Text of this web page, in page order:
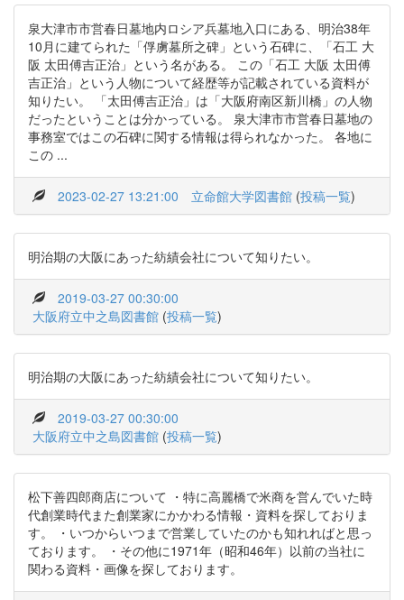
泉大津市市営春日墓地内ロシア兵墓地入口にある、明治38年
10月に建てられた「俘虜墓所之碑」という石碑に、「石工 大
阪 太田傅吉正治」という名がある。 この「石工 大阪 太田傅
吉正治」という人物について経歴等が記載されている資料が
知りたい。 「太田傅吉正治」は「大阪府南区新川橋」の人物
だったということは分かっている。 泉大津市市営春日墓地の
事務室ではこの石碑に関する情報は得られなかった。 各地に
この ...
2023-02-27 13:21:00 立命館大学図書館 (投稿一覧)
明治期の大阪にあった紡績会社について知りたい。
2019-03-27 00:30:00
大阪府立中之島図書館 (投稿一覧)
明治期の大阪にあった紡績会社について知りたい。
2019-03-27 00:30:00
大阪府立中之島図書館 (投稿一覧)
松下善四郎商店について ・特に高麗橋で米商を営んでいた時
代創業時代また創業家にかかわる情報・資料を探しておりま
す。 ・いつからいつまで営業していたのかも知れればと思っ
ております。 ・その他に1971年（昭和46年）以前の当社に
関わる資料・画像を探しております。